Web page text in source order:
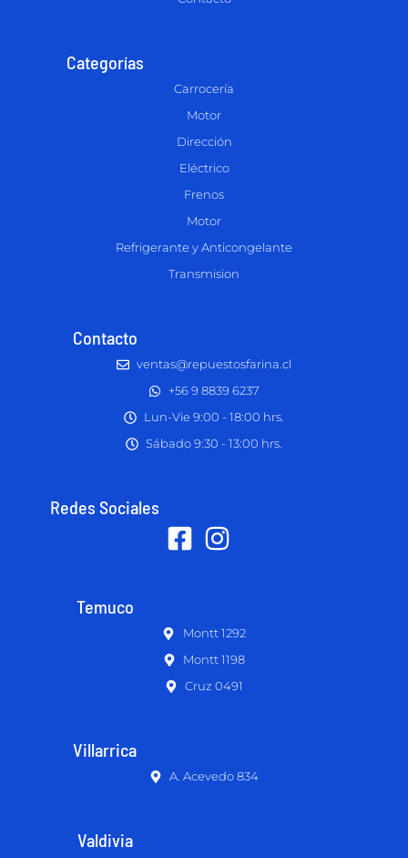
Categorías
Carrocería
Motor
Dirección
Eléctrico
Frenos
Motor
Refrigerante y Anticongelante
Transmision
Contacto
ventas@repuestosfarina.cl
+56 9 8839 6237
Lun-Vie 9:00 - 18:00 hrs.
Sábado 9:30 - 13:00 hrs.
Redes Sociales
Temuco
Montt 1292
Montt 1198
Cruz 0491
Villarrica
A. Acevedo 834
Valdivia